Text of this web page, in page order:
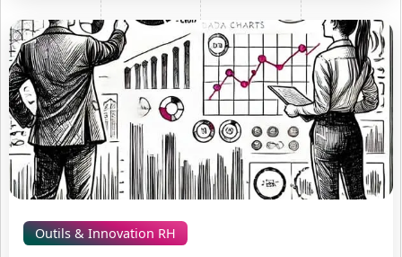
Outils & Innovation RH